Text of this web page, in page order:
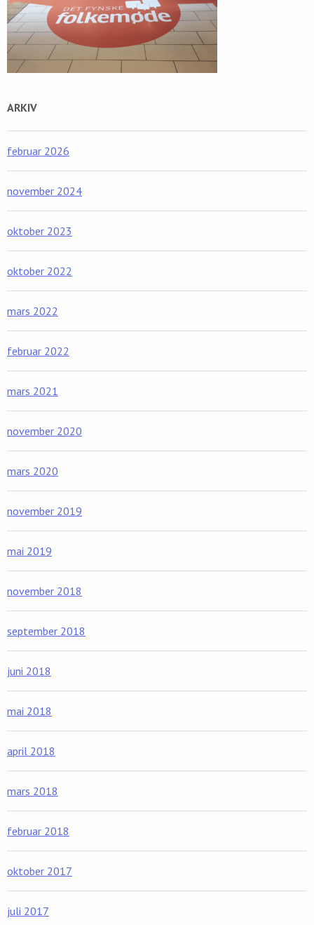
ARKIV
februar 2026
november 2024
oktober 2023
oktober 2022
mars 2022
februar 2022
mars 2021
november 2020
mars 2020
november 2019
mai 2019
november 2018
september 2018
juni 2018
mai 2018
april 2018
mars 2018
februar 2018
oktober 2017
juli 2017